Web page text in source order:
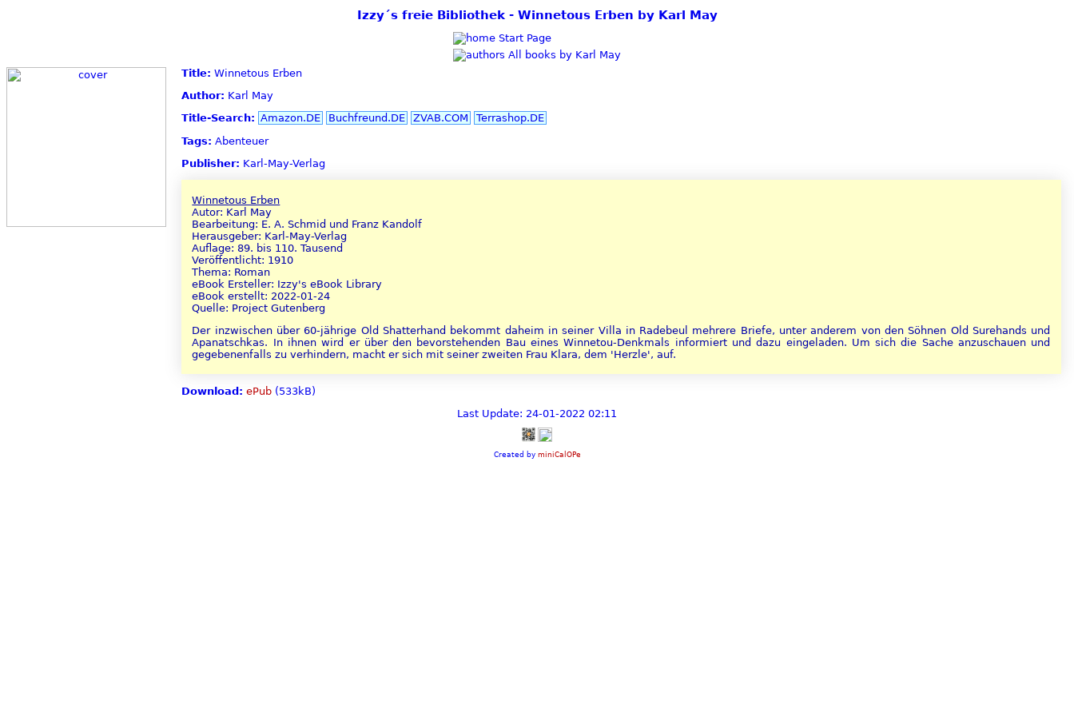
Izzy´s freie Bibliothek - Winnetous Erben by Karl May
Start Page
All books by Karl May
Title: Winnetous Erben
Author: Karl May
Title-Search: Amazon.DE Buchfreund.DE ZVAB.COM
Terrashop.DE
Tags: Abenteuer
Publisher: Karl-May-Verlag
Winnetous Erben
Autor: Karl May
Bearbeitung: E. A. Schmid und Franz Kandolf
Herausgeber: Karl-May-Verlag
Auflage: 89. bis 110. Tausend
Veröffentlicht: 1910
Thema: Roman
eBook Ersteller: Izzy's eBook Library
eBook erstellt: 2022-01-24
Quelle: Project Gutenberg
Der inzwischen über 60-jährige Old Shatterhand bekommt daheim in seiner Villa in Radebeul mehrere Briefe, unter anderem von den Söhnen Old Surehands und
Apanatschkas. In ihnen wird er über den bevorstehenden Bau eines Winnetou-Denkmals informiert und dazu eingeladen. Um sich die Sache anzuschauen und
gegebenenfalls zu verhindern, macht er sich mit seiner zweiten Frau Klara, dem 'Herzle', auf.
Download: ePub (533kB)
Last Update: 24-01-2022 02:11
Created by miniCalOPe